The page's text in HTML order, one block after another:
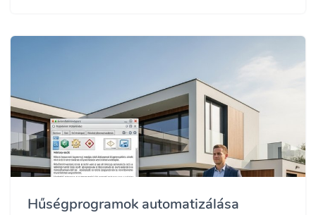
Hűségprogramok automatizálása